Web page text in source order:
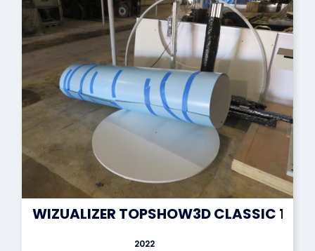
WIZUALIZER TOPSHOW3D CLASSIC
2022